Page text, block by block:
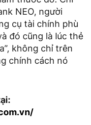
NEO, người
cụ tài chính phù
đó cũng là lúc thẻ
không chỉ trên
chính cách nó